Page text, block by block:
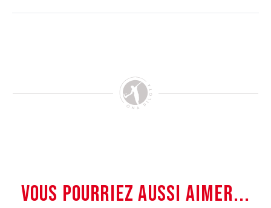
VOUS POURRIEZ AUSSI AIMER...